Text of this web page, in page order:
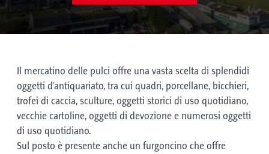
Il mercatino delle pulci offre una vasta scelta di splendidi
oggetti d'antiquariato, tra cui quadri, porcellane, bicchieri,
trofei di caccia, sculture, oggetti storici di uso quotidiano,
vecchie cartoline, oggetti di devozione e numerosi oggetti
di uso quotidiano.
Sul posto è presente anche un furgoncino che offre